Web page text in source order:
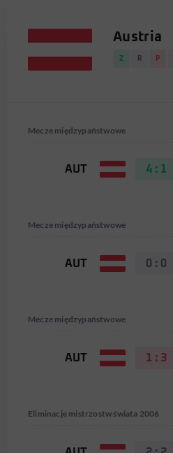
Austria
Z R P
Mecze międzypaństwowe
AUT 4 : 1
Mecze międzypaństwowe
AUT 0 : 0
Mecze międzypaństwowe
AUT 1 : 3
Eliminacje mistrzostw świata 2006